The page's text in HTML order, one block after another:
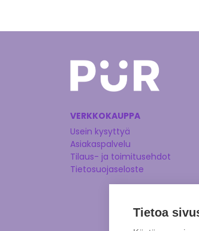
VERKKOKAUPPA
Usein kysyttyä
Asiakaspalvelu
Tilaus- ja toimitusehdot
Tietosuojaseloste
Tietoa